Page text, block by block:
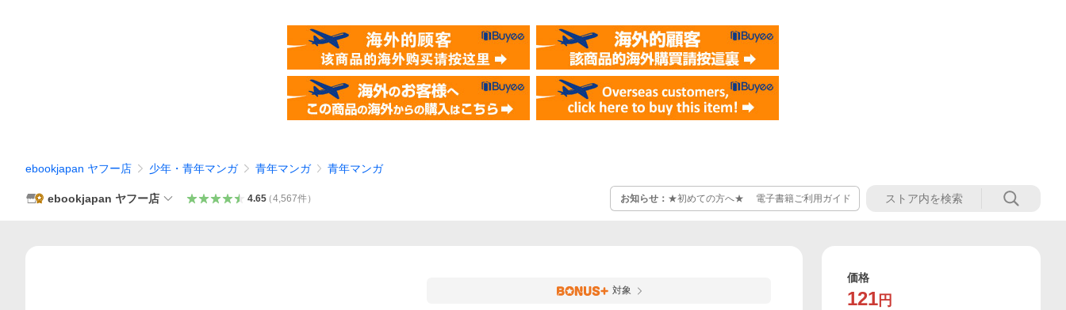
ebookjapan ヤフー店 少年・青年マンガ 青年マンガ 青年マンガ
ebookjapan ヤフー店 4.65（4,567件） お知らせ： ★初めての方へ★ 電子書籍ご利用ガイド
対象
価格
121 円